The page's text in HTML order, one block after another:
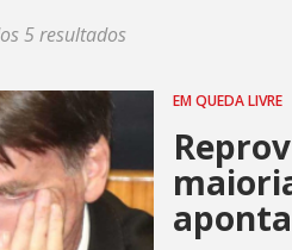
5 resultados
EM QUEDA LIVRE